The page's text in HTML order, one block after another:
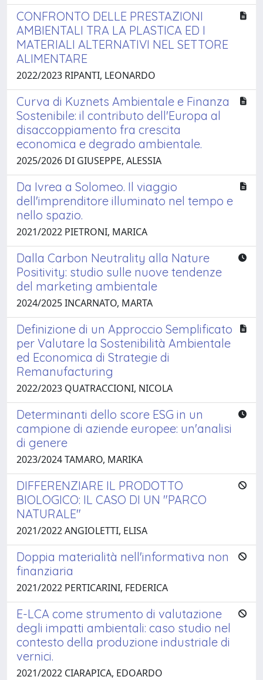
CONFRONTO DELLE PRESTAZIONI
AMBIENTALI TRA LA PLASTICA ED I
MATERIALI ALTERNATIVI NEL SETTORE
ALIMENTARE
2022/2023 RIPANTI, LEONARDO
Curva di Kuznets Ambientale e Finanza
Sostenibile: il contributo dell'Europa al
disaccoppiamento fra crescita
economica e degrado ambientale.
2025/2026 DI GIUSEPPE, ALESSIA
Da Ivrea a Solomeo. Il viaggio
dell'imprenditore illuminato nel tempo e
nello spazio.
2021/2022 PIETRONI, MARICA
Dalla Carbon Neutrality alla Nature
Positivity: studio sulle nuove tendenze
del marketing ambientale
2024/2025 INCARNATO, MARTA
Definizione di un Approccio Semplificato
per Valutare la Sostenibilità Ambientale
ed Economica di Strategie di
Remanufacturing
2022/2023 QUATRACCIONI, NICOLA
Determinanti dello score ESG in un
campione di aziende europee: un'analisi
di genere
2023/2024 TAMARO, MARIKA
DIFFERENZIARE IL PRODOTTO
BIOLOGICO: IL CASO DI UN "PARCO
NATURALE"
2021/2022 ANGIOLETTI, ELISA
Doppia materialità nell'informativa non
finanziaria
2021/2022 PERTICARINI, FEDERICA
E-LCA come strumento di valutazione
degli impatti ambientali: caso studio nel
contesto della produzione industriale di
vernici.
2021/2022 CIARAPICA, EDOARDO